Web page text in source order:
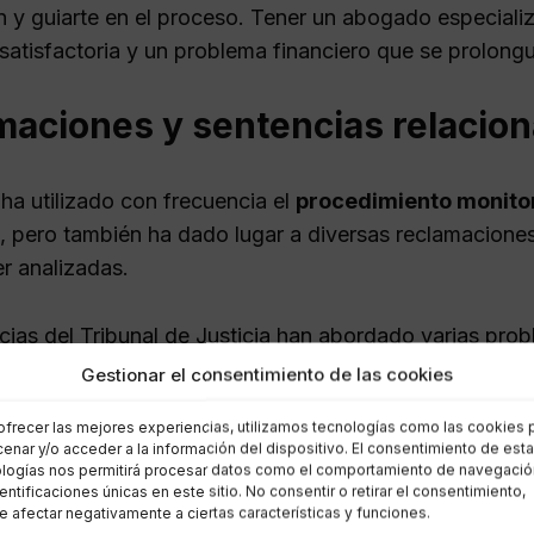
Gestionar el consentimiento de las cookies
las mejores experiencias, utilizamos tecnologías como las cookies
y/o acceder a la información del dispositivo. El consentimiento de
nos permitirá procesar datos como el comportamiento de
únicas en este sitio. No consentir o retirar el consentimiento,
afectar negativamente a ciertas características y funciones.
y guiarte en el proceso. Tener un abogado
y un problema financiero que se
y sentencias
ha utilizado con frecuencia el procedimiento
pero también ha dado lugar a diversas
analizadas.
del Tribunal de Justicia han abordado varias
el IRPH, los gastos de hipoteca y las tarjetas
de los consumidores frente a prácticas
procedimiento monitorio y su